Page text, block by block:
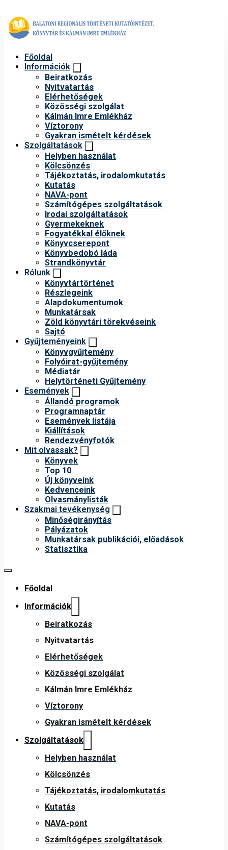
Főoldal
Információk
Beiratkozás
Nyitvatartás
Elérhetőségek
Közösségi szolgálat
Kálmán Imre Emlékház
Víztorony
Gyakran ismételt kérdések
Szolgáltatások
Helyben használat
Kölcsönzés
Tájékoztatás, irodalomkutatás
Kutatás
NAVA-pont
Számítógépes szolgáltatások
Irodai szolgáltatások
Gyermekeknek
Fogyatékkal élőknek
Könyvcserepont
Könyvbedobó láda
Strandkönyvtár
Rólunk
Könyvtártörténet
Részlegeink
Alapdokumentumok
Munkatársak
Zöld könyvtári törekvéseink
Sajtó
Gyűjteményeink
Könyvgyűjtemény
Folyóirat-gyűjtemény
Médiatár
Helytörténeti Gyűjtemény
Események
Állandó programok
Programnaptár
Események listája
Kiállítások
Rendezvényfotók
Mit olvassak?
Könyvek
Top 10
Új könyveink
Kedvenceink
Olvasmánylisták
Szakmai tevékenység
Minőségirányítás
Pályázatok
Munkatársak publikációi, előadások
Statisztika
Főoldal
Információk
Beiratkozás
Nyitvatartás
Elérhetőségek
Közösségi szolgálat
Kálmán Imre Emlékház
Víztorony
Gyakran ismételt kérdések
Szolgáltatások
Helyben használat
Kölcsönzés
Tájékoztatás, irodalomkutatás
Kutatás
NAVA-pont
Számítógépes szolgáltatások